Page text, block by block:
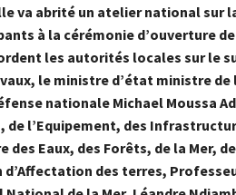
va abrité un atelier national sur
à la cérémonie d’ouverture
les autorités locales sur le
le ministre d’état ministre
nationale Michael Moussa
de l’Equipement, des
des Eaux, des Forêts, de la Mer,
d’Affectation des terres,